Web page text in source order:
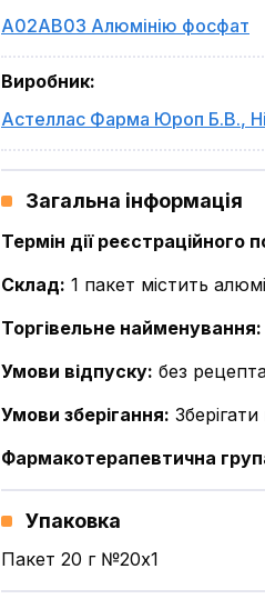
A02AB03 Алюмінію фосфат
Виробник:
Астеллас Фарма Юроп Б.В.,
Загальна інформація
Термін дії реєстраційного
Склад: 1 пакет містить
Торгівельне найменування:
Умови відпуску: без
Умови зберігання:
Фармакотерапевтична
Упаковка
Пакет 20 г №20x1